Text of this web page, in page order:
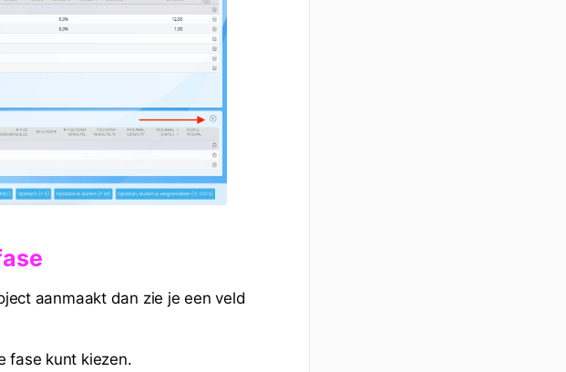
aanmaakt dan zie je een veld
fase kunt kiezen.